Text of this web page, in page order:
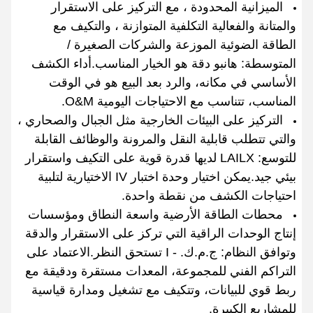
الميزانية المحدودة ، مع التركيز على الاستقرار
والمتانة والفعالية التكلفية المتوازنة ، والتكيف مع
الطاقة الضوئية الموزعة والشركات الصغيرة /
المتوسطة: هانبو دقة هو الخيار المناسب.أداء الكشف
الأساسي في مكانه، والرد بعد البيع هو في الوقت
المناسب، تتناسب مع الاحتياجات اليومية O&M.
التركيز على البيئات الخارجية مثل الجبال والصحاري ،
والتي تتطلب قابلية النقل والمرونة والوظائف القابلة
للتوسع: LAILX لديها قدرة قوية على التكيف واستقرار
بيئي جيد.يمكن اختيار وحدة اختبار IV الاختيارية لتلبية
احتياجات الكشف من نقطة واحدة.
محطات الطاقة الأرضية واسعة النطاق ومؤسسات
إنتاج الوحدات الراقية التي تركز على الاستقرار والدقة
وتوافق النظام: ج.م.ك. - I تستحق النظر.الاعتماد على
التراكم الفني للمجموعة، المعدات مستقرة ودقيقة مع
ربط قوي للبيانات، وتتكيف مع تشغيل ومدارة قياسية
للمشاريع الكبيرة.